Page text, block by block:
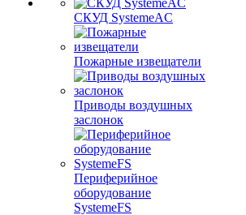
СКУД SystemeAC
Пожарные извещатели
Приводы воздушных
заслонок
Периферийное
оборудование
SystemeFS